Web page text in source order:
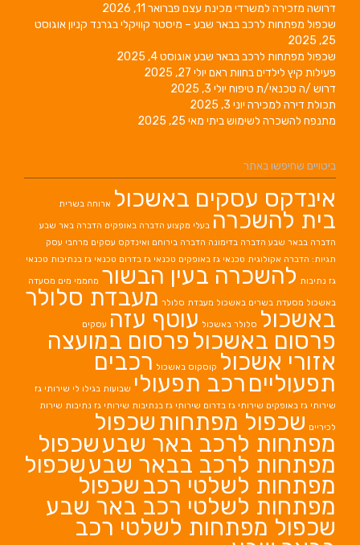
דרושה מזכירה למשרדי מכינת עצם פברואר 11, 2026
שכפול מפתחות לרכב בבאר שבע – מיסטר קוויקלי בגרנד קניוןאוגוסט
25, 2025
שכפול מפתחות לרכב בבאר שבעאוגוסט 4, 2025
פעילות קיץ לילדים בחוות ראם יולי 27, 2025
דרוש /ה טכנאי/ת טיפוח יולי 3, 2025
תכולת דירה למכירה יוני 3, 2025
מתנפח להשכרה לשימוש ביתי מאי 25, 2025
ביטויים שחיפשו באתר
אינדקס עסקים באשכול ארוחה בשרית
בית להשכרה בעלי מקצוע הדברה באופקים הדברה באר שבע
הדברה בבאר שבע הדברה בדימונה הדברה בירוחם ואינדקס עסקים מרחבי עסק
תגיות: הדברה אקולוגית טכנאי גז באופקים טכנאי גז בדרום טכנאי גז בנתיבות טכנאי
גז נתיבות להשכרה בעין הבשור מחממי מים מסעדה
באשכול מסעדת בשרים באשכול מעבדת סלולר מעבדת סלולר
באשכול סלולר באשכול עוטף עזה עסקים
פרסום באשכול פרסום במועצה
אזורי אשכול קוסקוס באשכול רכבים
תפעוליים רכב תפעולי שבועות בגילו לי שירותי גז
שירותי גז באופקים שירותי גז בדרום שירותי גז בנתיבות שירותי גז נתיבות שירות
לכיריים שכפול מפתחות שכפול
מפתחות לרכב באר שבעשכפול
מפתחות לרכב בבאר שבעשכפול
מפתחות לשלטי רכב שכפול
מפתחות לשלטי רכב באר שבע
שכפול מפתחות לשלטי רכב